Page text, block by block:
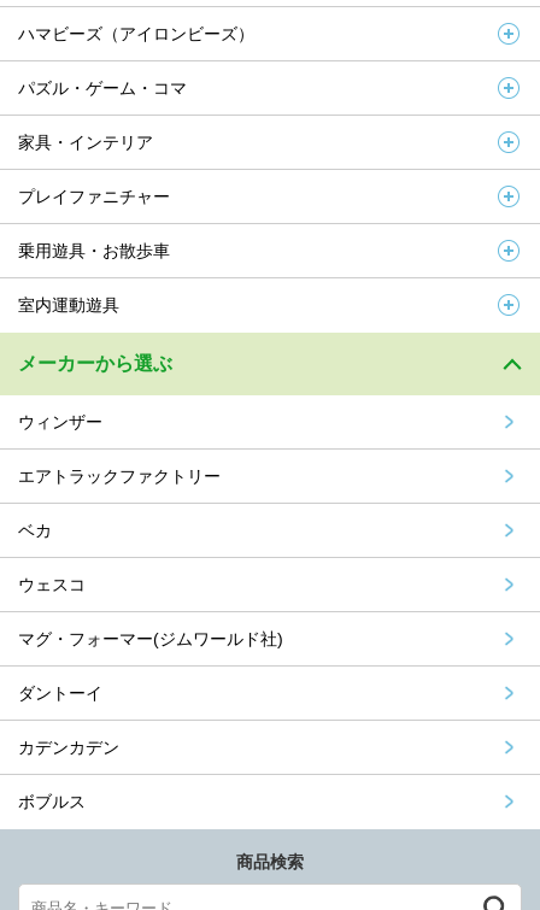
ハマビーズ（アイロンビーズ）
パズル・ゲーム・コマ
家具・インテリア
プレイファニチャー
乗用遊具・お散歩車
室内運動遊具
メーカーから選ぶ
ウィンザー
エアトラックファクトリー
ベカ
ウェスコ
マグ・フォーマー(ジムワールド社)
ダントーイ
カデンカデン
ボブルス
商品検索